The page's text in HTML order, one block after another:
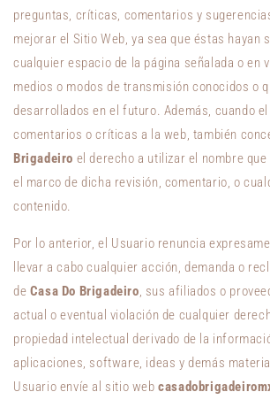
preguntas, críticas, comentarios y
mejorar el Sitio Web, ya sea que éstas hayan
cualquier espacio de la página señalada o en
medios o modos de transmisión conocidos o
desarrollados en el futuro. Además, cuando
comentarios o críticas a la web, también
Brigadeiro el derecho a utilizar el nombre
el marco de dicha revisión, comentario, o
contenido.
Por lo anterior, el Usuario renuncia
llevar a cabo cualquier acción, demanda o
de Casa Do Brigadeiro, sus afiliados o
actual o eventual violación de cualquier
propiedad intelectual derivado de la
aplicaciones, software, ideas y demás
Usuario envíe al sitio web